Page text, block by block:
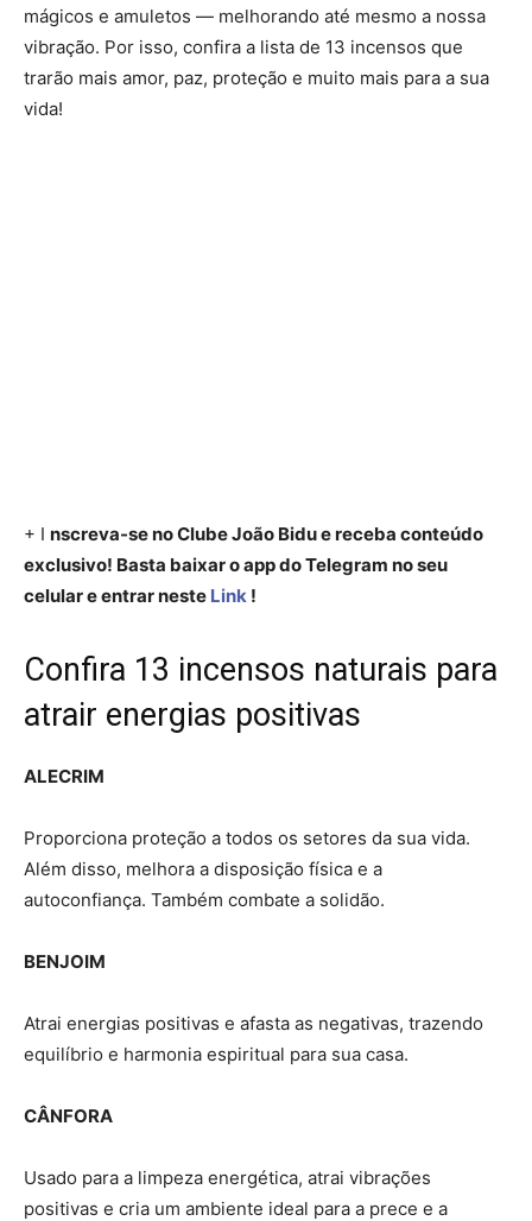
mágicos e amuletos — melhorando até mesmo a nossa
vibração. Por isso, confira a lista de 13 incensos que
trarão mais amor, paz, proteção e muito mais para a sua
vida!
+ I nscreva-se no Clube João Bidu e receba conteúdo
exclusivo! Basta baixar o app do Telegram no seu
celular e entrar neste Link !
Confira 13 incensos naturais para
atrair energias positivas
ALECRIM
Proporciona proteção a todos os setores da sua vida.
Além disso, melhora a disposição física e a
autoconfiança. Também combate a solidão.
BENJOIM
Atrai energias positivas e afasta as negativas, trazendo
equilíbrio e harmonia espiritual para sua casa.
CÂNFORA
Usado para a limpeza energética, atrai vibrações
positivas e cria um ambiente ideal para a prece e a